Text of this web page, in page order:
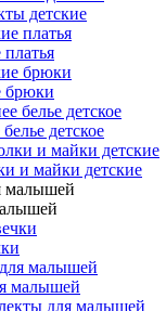
детские
платья
брюки
детское
и майки детские
малышей